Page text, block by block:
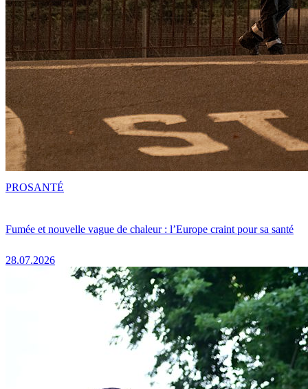
Fumée et nouvelle vague de chaleur : l’Europe craint pour sa santé
28.07.2026
PROSANTÉ